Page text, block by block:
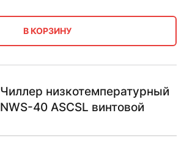
В КОРЗИНУ
Чиллер низкотемпературный
NWS-40 ASCSL винтовой